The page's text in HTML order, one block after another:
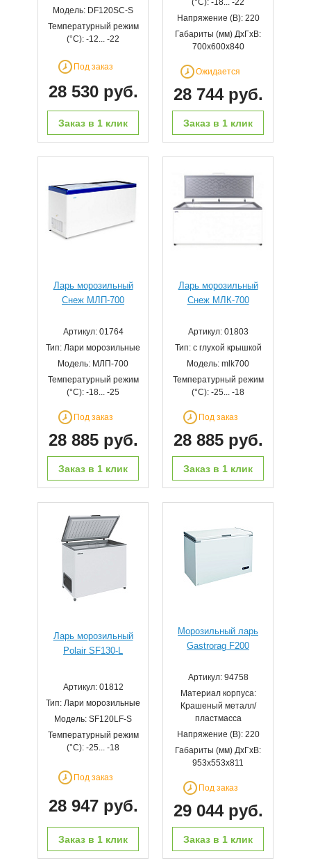
Модель: DF120SC-S
Температурный режим
(°С): -12... -22
Под заказ
28 530 руб.
Заказ в 1 клик
(°С): -18... -22
Напряжение (В): 220
Габариты (мм) ДхГхВ:
700х600х840
Ожидается
28 744 руб.
Заказ в 1 клик
Ларь морозильный
Снеж МЛП-700
Артикул: 01764
Тип: Лари морозильные
Модель: МЛП-700
Температурный режим
(°С): -18... -25
Под заказ
28 885 руб.
Заказ в 1 клик
Ларь морозильный
Снеж МЛК-700
Артикул: 01803
Тип: с глухой крышкой
Модель: mlk700
Температурный режим
(°С): -25... -18
Под заказ
28 885 руб.
Заказ в 1 клик
Ларь морозильный
Polair SF130-L
Артикул: 01812
Тип: Лари морозильные
Модель: SF120LF-S
Температурный режим
(°С): -25... -18
Под заказ
28 947 руб.
Заказ в 1 клик
Морозильный ларь
Gastrorag F200
Артикул: 94758
Материал корпуса:
Крашеный металл/
пластмасса
Напряжение (В): 220
Габариты (мм) ДхГхВ:
953х553х811
Под заказ
29 044 руб.
Заказ в 1 клик